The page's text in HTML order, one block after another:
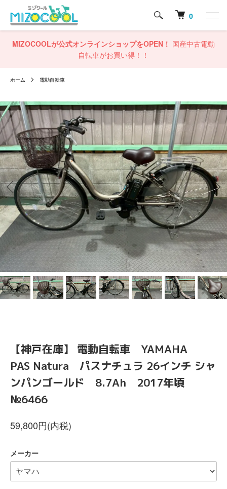
0
MIZOCOOLが公式オンラインショップをOPEN！ 国産中古電動
自転車がお買い得！！
ホーム 電動自転車
【神戸在庫】 電動自転車 YAMAHA
PAS Natura パスナチュラ 26インチ シャ
ンパンゴールド 8.7Ah 2017年頃
№6466
59,800円(内税)
メーカー